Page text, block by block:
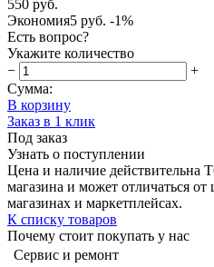
550 руб.
Экономия5 руб. -1%
Есть вопрос?
Укажите количество
−
+
Сумма:
В корзину
Заказ в 1 клик
Под заказ
Узнать о поступлении
Цена и наличие действительна
магазина и может отличаться
магазинах и маркетплейсах.
К списку товаров
Почему стоит покупать у нас
Сервис и ремонт